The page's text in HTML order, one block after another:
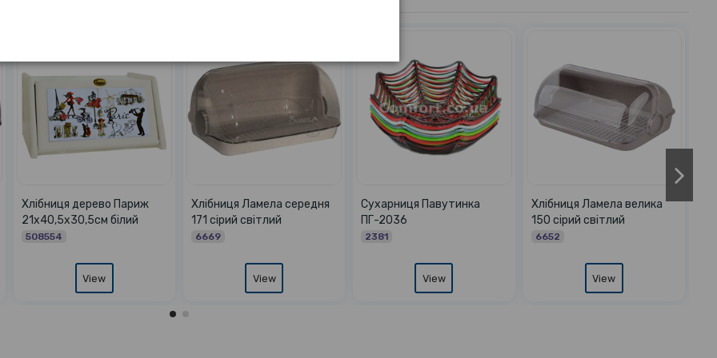
велика
Хлібниця Bread велика сіра
містерія УЦІНКА немає
фіксатора на кришці
Хлібниця Ламела середня
171 коричневий
Хлібниця Кс бежевий
Сухарниця хлібниця
кругла з кришкою